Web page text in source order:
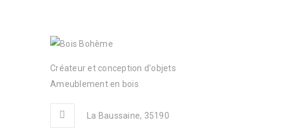
Créateur et conception d'objets
Ameublement en bois
La Baussaine, 35190